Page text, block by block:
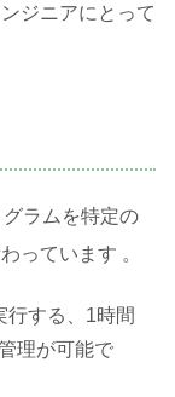
ジニアにとって
ラムを特定の
っています 。
行する、1時間
理が可能で